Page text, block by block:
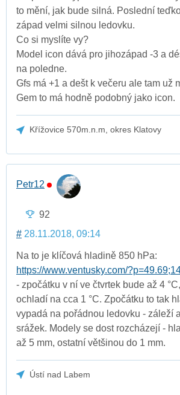
to mění, jak bude silná. Poslední
západ velmi silnou ledovku.
Co si myslíte vy?
Model icon dává pro jihozápad -3 a
na poledne.
Gfs má +1 a dešt k večeru ale tam už
Gem to má hodně podobný jako icon.
Křížovice 570m.n.m, okres Klatovy
Petr12
92
# 28.11.2018, 09:14
Na to je klíčová hladině 850 hPa:
https://www.ventusky.com/
- zpočátku v ní ve čtvrtek bude až 4
ochladí na cca 1 °C. Zpočátku to tak
vypadá na pořádnou ledovku - záleží
srážek. Modely se dost rozcházejí -
až 5 mm, ostatní většinou do 1 mm.
Ústí nad Labem